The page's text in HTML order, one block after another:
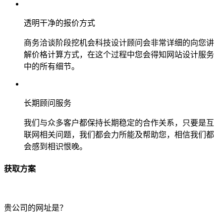
透明干净的报价方式
商务洽谈阶段挖机会科技设计顾问会非常详细的向您讲
解价格计算方式，在这个过程中您会得知网站设计服务
中的所有细节。
长期顾问服务
我们与众多客户都保持长期稳定的合作关系，只要是互
联网相关问题，我们都会力所能及帮助您，相信我们都
会感到相识恨晚。
获取方案
贵公司的网址是？